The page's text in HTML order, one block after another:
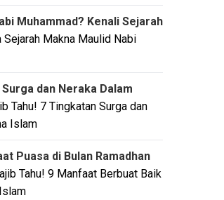
Muhammad? Kenali Sejarah
Sejarah Makna Maulid Nabi
dan Neraka Dalam
Tahu! 7 Tingkatan Surga dan
Islam
Puasa di Bulan Ramadhan
Tahu! 9 Manfaat Berbuat Baik